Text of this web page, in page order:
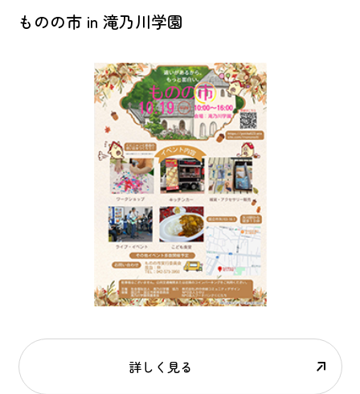
ものの市 in 滝乃川学園
詳しく見る